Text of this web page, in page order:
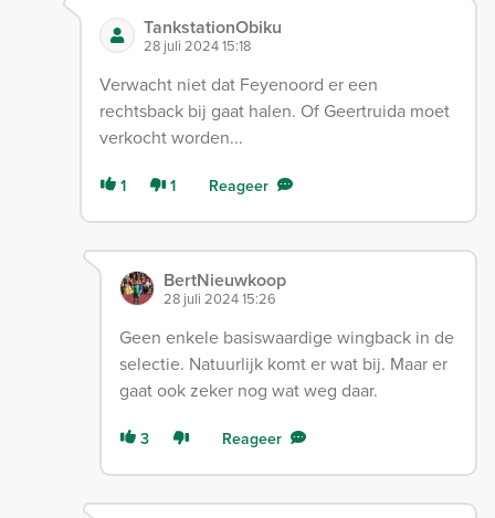
TankstationObiku
28 juli 2024 15:18
Verwacht niet dat Feyenoord er een
rechtsback bij gaat halen. Of Geertruida moet
verkocht worden...
1 1 Reageer
BertNieuwkoop
28 juli 2024 15:26
Geen enkele basiswaardige wingback in de
selectie. Natuurlijk komt er wat bij. Maar er
gaat ook zeker nog wat weg daar.
3 Reageer